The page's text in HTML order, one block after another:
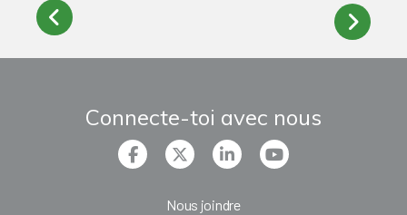
Connecte-toi avec nous
Nous joindre